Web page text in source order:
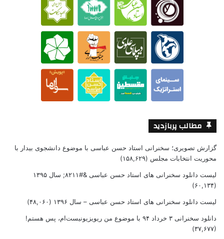
مطالب پربازدید
گزارش تصویری؛ سخنرانی استاد حسن عباسی با موضوع دانشجوی بیدار با
محوریت انتخابات مجلس (۱۵۸,۶۲۹)
لیست دانلود سخنرانی های استاد حسن عباسی &#۸۲۱۱; سال ۱۳۹۵
(۶۰,۱۳۴)
لیست دانلود سخنرانی های استاد حسن عباسی – سال ۱۳۹۶ (۴۸,۰۶۰)
دانلود سخنرانی ۳ خرداد ۹۴ با موضوع من ریویزیونیست‌ام، پس هستم!
(۳۷,۶۷۷)